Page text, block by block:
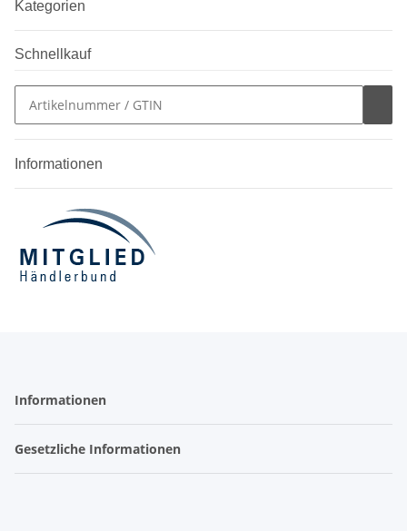
Kategorien
Schnellkauf
Informationen
Informationen
Gesetzliche Informationen